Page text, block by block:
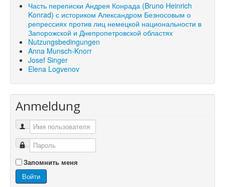
Часть переписки Андрея Конрада (Bruno Heinrich
Konrad) с историком Александром Безносовым о
репрессиях против лиц немецкой национальности в
Запорожской и Днепропетровской областях
Nutzungsbedingungen
Anna Munsch-Knorr
Josef Singer
Elena Logvenov
Anmeldung
Запомнить меня
Войти